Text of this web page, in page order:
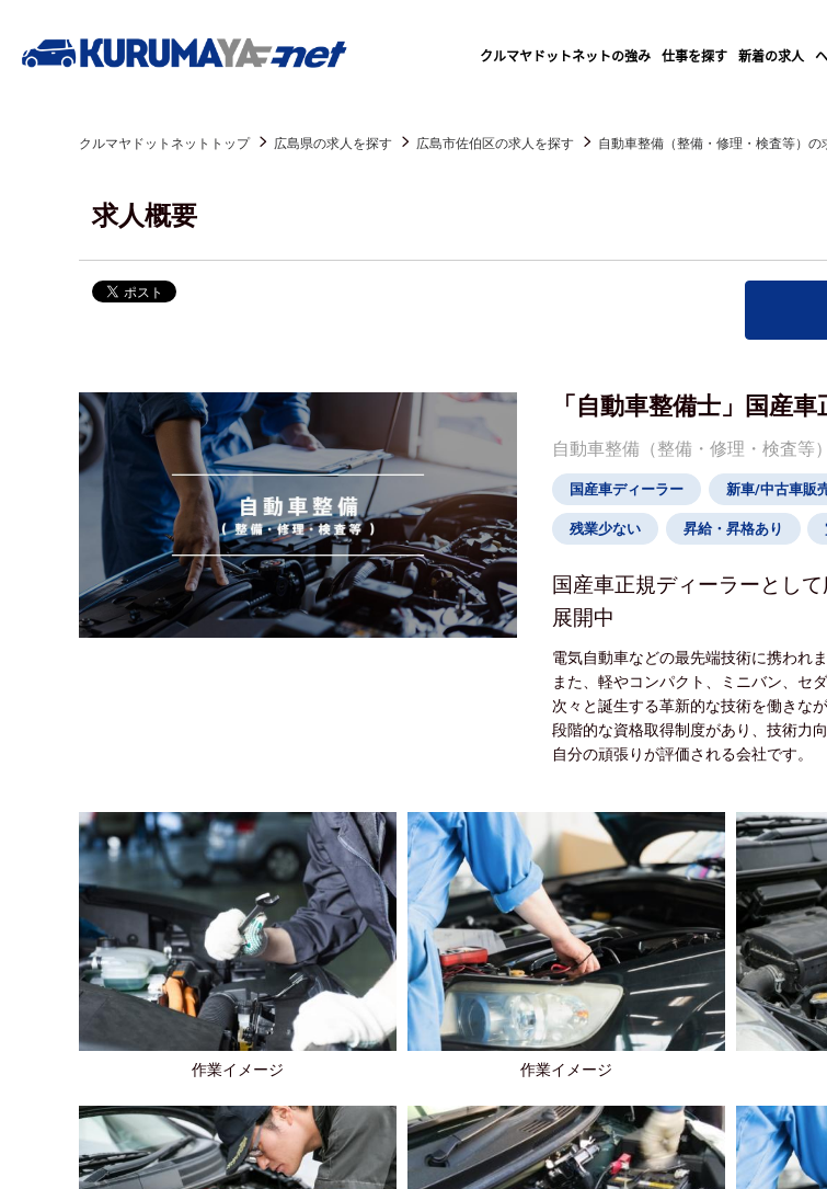
クルマヤドットネットの強み 仕事を探す 新着の求人
クルマヤドットネットトップ 広島県の求人を探す 広島市佐伯区の求人を探す 自動車整備（整備・修理・検査等）の
求人概要
「自動車整備士」国産
自動車整備（整備・修理・検査等）
国産車ディーラー 新車/中古車販
残業少ない 昇給・昇格あり
国産車正規ディーラーとし
展開中
電気自動車などの最先端技術に携われま
また、軽やコンパクト、ミニバン、セ
次々と誕生する革新的な技術を働きな
段階的な資格取得制度があり、技術力向
自分の頑張りが評価される会社です。
作業イメージ 作業イメージ